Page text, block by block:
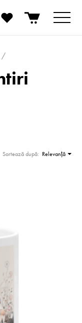
Sortează după: Relevanţă